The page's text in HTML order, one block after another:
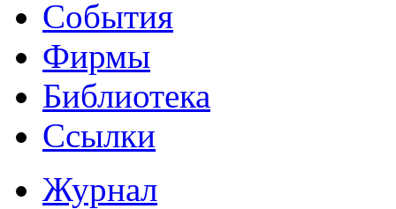
События
Фирмы
Библиотека
Ссылки
Журнал